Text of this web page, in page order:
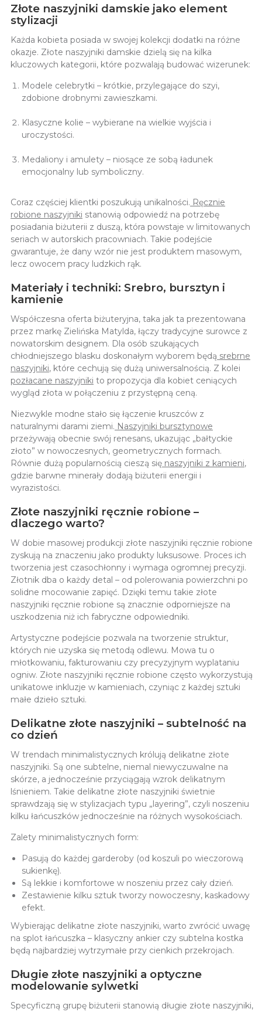
Złote naszyjniki damskie jako element
stylizacji
Każda kobieta posiada w swojej kolekcji dodatki na różne
okazje. Złote naszyjniki damskie dzielą się na kilka
kluczowych kategorii, które pozwalają budować wizerunek:
Modele celebrytki – krótkie, przylegające do szyi,
zdobione drobnymi zawieszkami.
Klasyczne kolie – wybierane na wielkie wyjścia i
uroczystości.
Medaliony i amulety – niosące ze sobą ładunek
emocjonalny lub symboliczny.
Coraz częściej klientki poszukują unikalności. Ręcznie
robione naszyjniki stanowią odpowiedź na potrzebę
posiadania biżuterii z duszą, która powstaje w limitowanych
seriach w autorskich pracowniach. Takie podejście
gwarantuje, że dany wzór nie jest produktem masowym,
lecz owocem pracy ludzkich rąk.
Materiały i techniki: Srebro, bursztyn i
kamienie
Współczesna oferta biżuteryjna, taka jak ta prezentowana
przez markę Zielińska Matylda, łączy tradycyjne surowce z
nowatorskim designem. Dla osób szukających
chłodniejszego blasku doskonałym wyborem będą srebrne
naszyjniki, które cechują się dużą uniwersalnością. Z kolei
pozłacane naszyjniki to propozycja dla kobiet ceniących
wygląd złota w połączeniu z przystępną ceną.
Niezwykle modne stało się łączenie kruszców z
naturalnymi darami ziemi. Naszyjniki bursztynowe
przeżywają obecnie swój renesans, ukazując „bałtyckie
złoto” w nowoczesnych, geometrycznych formach.
Równie dużą popularnością cieszą się naszyjniki z kamieni,
gdzie barwne minerały dodają biżuterii energii i
wyrazistości.
Złote naszyjniki ręcznie robione –
dlaczego warto?
W dobie masowej produkcji złote naszyjniki ręcznie robione
zyskują na znaczeniu jako produkty luksusowe. Proces ich
tworzenia jest czasochłonny i wymaga ogromnej precyzji.
Złotnik dba o każdy detal – od polerowania powierzchni po
solidne mocowanie zapięć. Dzięki temu takie złote
naszyjniki ręcznie robione są znacznie odporniejsze na
uszkodzenia niż ich fabryczne odpowiedniki.
Artystyczne podejście pozwala na tworzenie struktur,
których nie uzyska się metodą odlewu. Mowa tu o
młotkowaniu, fakturowaniu czy precyzyjnym wyplataniu
ogniw. Złote naszyjniki ręcznie robione często wykorzystują
unikatowe inkluzje w kamieniach, czyniąc z każdej sztuki
małe dzieło sztuki.
Delikatne złote naszyjniki – subtelność na
co dzień
W trendach minimalistycznych królują delikatne złote
naszyjniki. Są one subtelne, niemal niewyczuwalne na
skórze, a jednocześnie przyciągają wzrok delikatnym
lśnieniem. Takie delikatne złote naszyjniki świetnie
sprawdzają się w stylizacjach typu „layering”, czyli noszeniu
kilku łańcuszków jednocześnie na różnych wysokościach.
Zalety minimalistycznych form:
Pasują do każdej garderoby (od koszuli po wieczorową
sukienkę).
Są lekkie i komfortowe w noszeniu przez cały dzień.
Zestawienie kilku sztuk tworzy nowoczesny, kaskadowy
efekt.
Wybierając delikatne złote naszyjniki, warto zwrócić uwagę
na splot łańcuszka – klasyczny ankier czy subtelna kostka
będą najbardziej wytrzymałe przy cienkich przekrojach.
Długie złote naszyjniki a optyczne
modelowanie sylwetki
Specyficzną grupę biżuterii stanowią długie złote naszyjniki,